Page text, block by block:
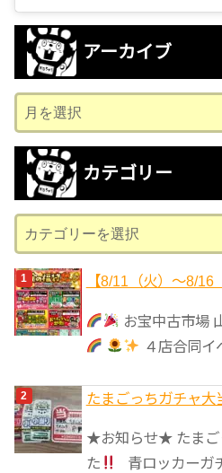
アーカイブ
ー
カ
ブ
カテゴリー
テ
ゴ
リ
ー
【8/11（火）～8/16
お宝中古市場
４店合同イ
たまごっちガチャ大
★お知らせ★ たまご
た
青ロッカーガ